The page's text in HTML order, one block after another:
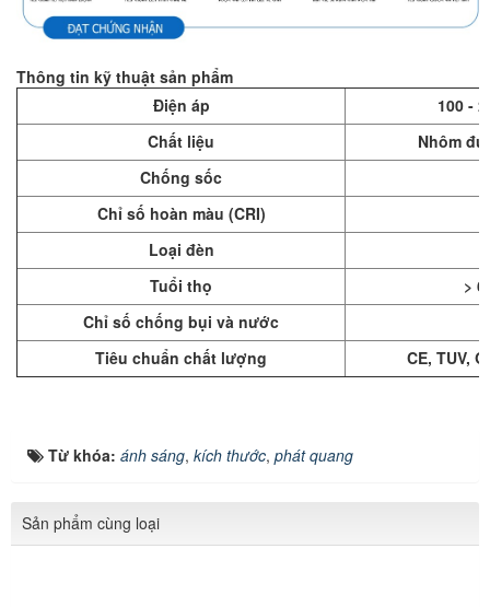
Thông tin kỹ thuật sản phẩm
Điện áp
100 -
Chất liệu
Nhôm
Chống sốc
Chỉ số hoàn màu (CRI)
Loại đèn
Tuổi thọ
>
Chỉ số chống bụi và nước
Tiêu chuẩn chất lượng
CE, TUV,
Từ khóa: ánh sáng, kích thước, phát quang
Sản phẩm cùng loại